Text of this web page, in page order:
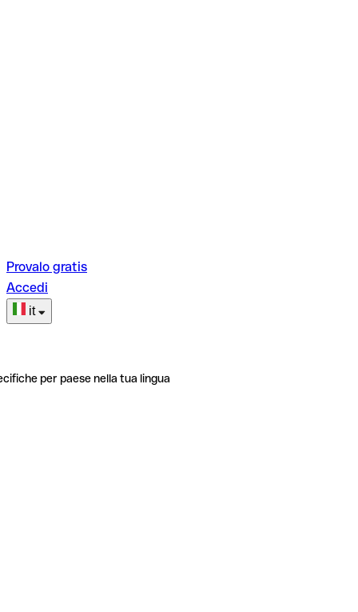
Provalo gratis
Accedi
it
per paese nella tua lingua